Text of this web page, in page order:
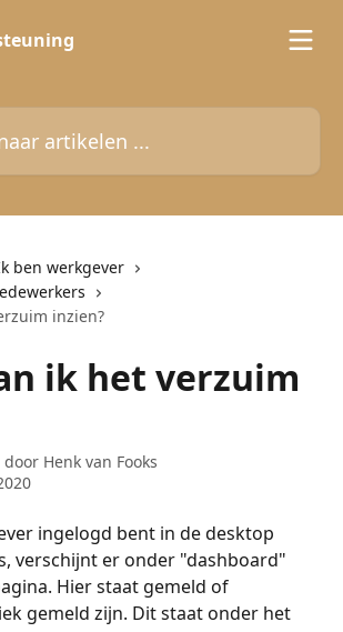
...
ben werkgever
inzien?
ik het verzuim
door Henk van Fooks
ingelogd bent in de desktop
verschijnt er onder "dashboard"
Hier staat gemeld of
gemeld zijn. Dit staat onder het